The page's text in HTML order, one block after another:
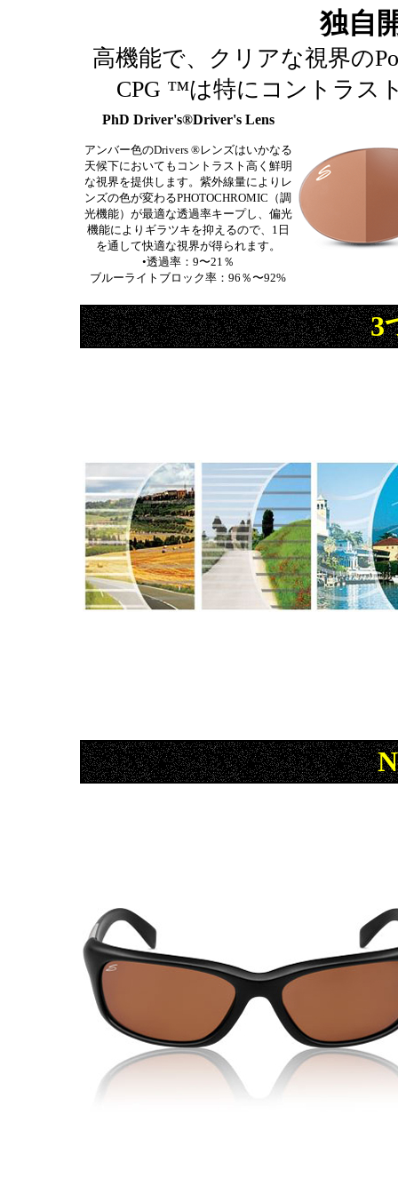
独自
高機能で、クリアな視界の
CPG ™は特にコントラス
PhD Driver's®Driver's Lens
アンバー色のDrivers ®レンズはいかなる
天候下においてもコントラスト高く鮮明
な視界を提供します。紫外線量によりレ
ンズの色が変わるPHOTOCHROMIC（調
光機能）が最適な透過率キープし、偏光
機能によりギラツキを抑えるので、1日
を通して快適な視界が得られます。
•透過率：9〜21％
ブルーライトブロック率：96％〜92%
3